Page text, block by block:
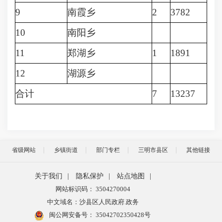
9
南霞乡 2
3782
10
南阳乡
11
郑湖乡 1
1891
12
湖源乡
合计
7 13237
省级网站 乡镇街道 部门专栏 三明市县区 其他链接
关于我们 隐私保护 站点地图
网站标识码： 3504270004
中文域名：沙县区人民政府.政务
闽公网安备号： 35042702350428号